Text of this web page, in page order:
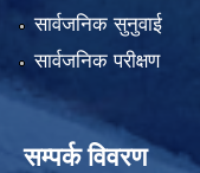
सार्वजनिक सुनुवाई
सार्वजनिक परीक्षण
सम्पर्क विवरण